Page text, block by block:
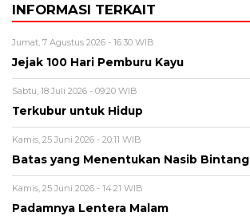
INFORMASI TERKAIT
Jumat, 7 Agustus 2026 - 16:30 WIB
Jejak 100 Hari Pemburu Kayu
Sabtu, 18 Juli 2026 - 09:20 WIB
Terkubur untuk Hidup
Kamis, 25 Juni 2026 - 20:11 WIB
Batas yang Menentukan Nasib Bintang
Kamis, 25 Juni 2026 - 14:21 WIB
Padamnya Lentera Malam